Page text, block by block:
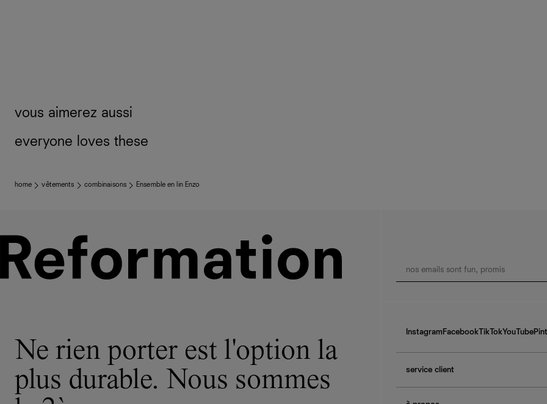
vous aimerez aussi
everyone loves these
home vêtements combinaisons Ensemble en lin Enzo
Ne rien porter est l'option la
plus durable. Nous sommes
Instagram FacebookTikTokYouTube
service client